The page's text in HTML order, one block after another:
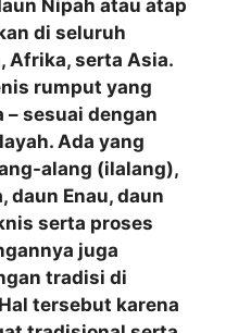
Nipah atau atap
di seluruh
Afrika, serta Asia.
rumput yang
sesuai dengan
Ada yang
alang (ilalang),
daun Enau, daun
serta proses
juga
tradisi di
tersebut karena